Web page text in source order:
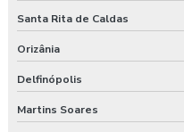
Santa Rita de Caldas
Orizânia
Delfinópolis
Martins Soares